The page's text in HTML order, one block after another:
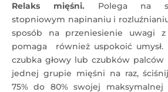
Relaks mięśni. Polega na
stopniowym napinaniu i
sposób na przeniesienie uwagi
pomaga również uspokoić umysł.
czubka głowy lub czubków
jednej grupie mięśni na raz,
75% do 80% swojej